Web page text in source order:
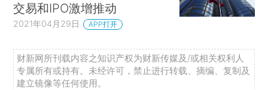
交易和IPO激增推动
2021年04月29日 APP打开
财新网所刊载内容之知识产权为财新传媒及/或相关权利人
专属所有或持有。未经许可，禁止进行转载、摘编、复制及
建立镜像等任何使用。